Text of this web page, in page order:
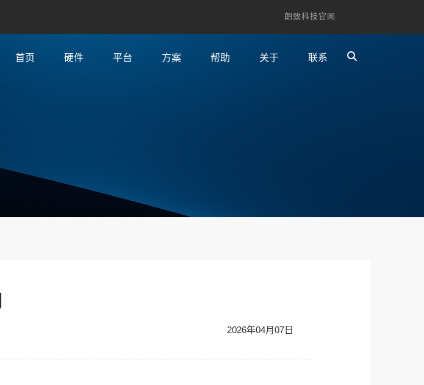
朗致科技官网
首页 硬件 平台 方案 帮助 关于 联系
2026年04月07日